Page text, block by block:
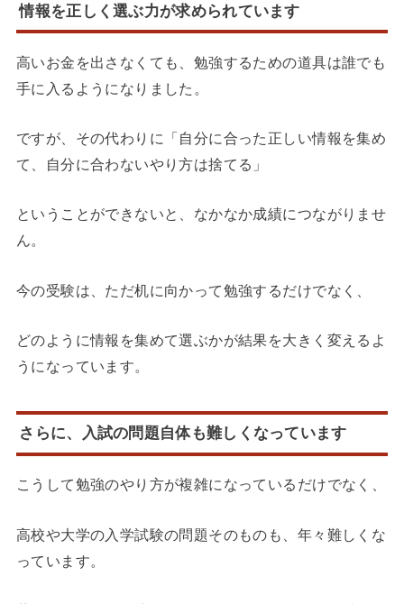
情報を正しく選ぶ力が求められています
高いお金を出さなくても、勉強するための道具は誰でも
手に入るようになりました。
ですが、その代わりに「自分に合った正しい情報を集め
て、自分に合わないやり方は捨てる」
ということができないと、なかなか成績につながりませ
ん。
今の受験は、ただ机に向かって勉強するだけでなく、
どのように情報を集めて選ぶかが結果を大きく変えるよ
うになっています。
さらに、入試の問題自体も難しくなっています
こうして勉強のやり方が複雑になっているだけでなく、
高校や大学の入学試験の問題そのものも、年々難しくな
っています。